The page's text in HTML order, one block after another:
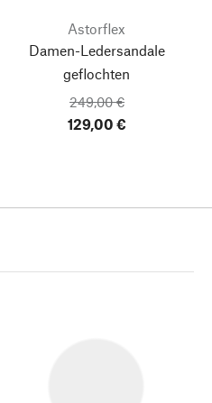
Astorflex
Damen-Ledersandale
geflochten
249,00 €
129,00 €